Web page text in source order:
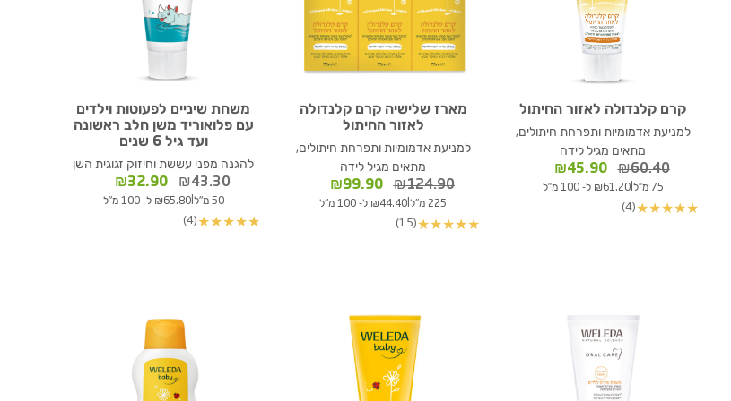
קרם קלנדולה לאזור החיתול
למניעת אדמומיות ותפרחת חיתולים,
מתאים מגיל לידה
₪60.40
המחיר
המקורי
₪45.90
הנוכחי
75 מ"ל |₪61.20 ל- 100 מ"ל
★
★
★
★
★
(4)
מארז שלישיה קרם קלנדולה
לאזור החיתול
למניעת אדמומיות ותפרחת חיתולים,
מתאים מגיל לידה
₪124.90
המחיר
המקורי
₪99.90
הנוכחי
225 מ"ל | ₪44.40 ל- 100 מ"ל
★
★
★
★
★
(15)
משחת שיניים לפעוטות וילדים
עם פלואוריד משן חלב ראשונה
ועד גיל 6 שנים
להגנה מפני עששת וחיזוק זגוגית השן
₪43.30
המחיר
המקורי
₪32.90
הנוכחי
50 מ"ל |₪65.80 ל- 100 מ"ל
★
★
★
★
★
(4)